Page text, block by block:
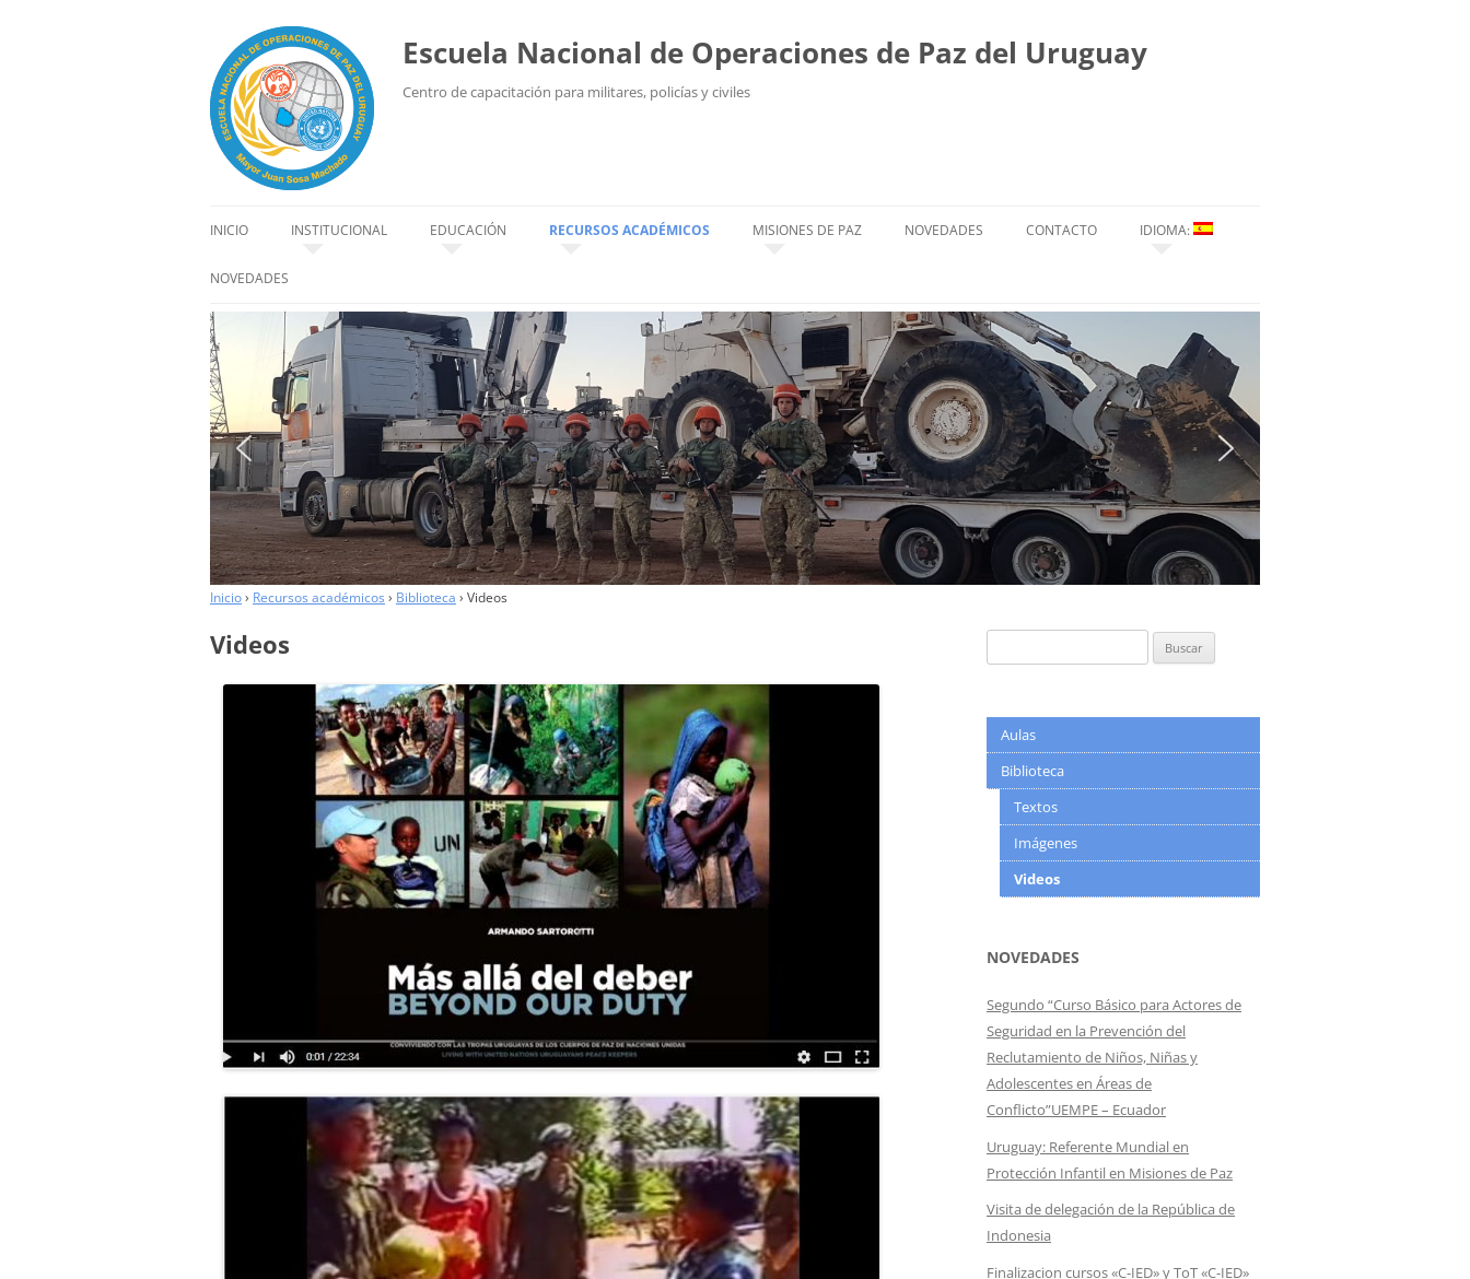
Escuela Nacional de Operaciones de Paz del Uruguay
Centro de capacitación para militares, policías y civiles
INICIO INSTITUCIONAL
SEDE
ORGANIZACIÓN
AUTORIDADES
CÓDIGO DE CONDUCTA
COLABORADORES
EDUCACIÓN
ALUMNOS
INSTRUCTORES
RECURSOS ACADÉMICOS
BIBLIOTECA TEXTOS
IMÁGENES
VIDEOS
MISIONES DE PAZ
MISIONES ACTUALES
MISIONES CUMPLIDAS
DISTINTIVOS
OFICIALES DE ESTADO MAYOR,
OBSERVADORES MILITARES Y
OFICIALES DE POLICÍA
CONTINGENTES
NOVEDADES CONTACTO IDIOMA:
NOVEDADES
Inicio › Recursos académicos › Biblioteca › Videos
Videos
Aulas
Biblioteca
Textos
Imágenes
Videos
NOVEDADES
Segundo “Curso Básico para Actores de
Seguridad en la Prevención del
Reclutamiento de Niños, Niñas y
Adolescentes en Áreas de
Conflicto”UEMPE – Ecuador
Uruguay: Referente Mundial en
Protección Infantil en Misiones de Paz
Visita de delegación de la República de
Indonesia
Finalizacion cursos «C-IED» y ToT «C-IED»